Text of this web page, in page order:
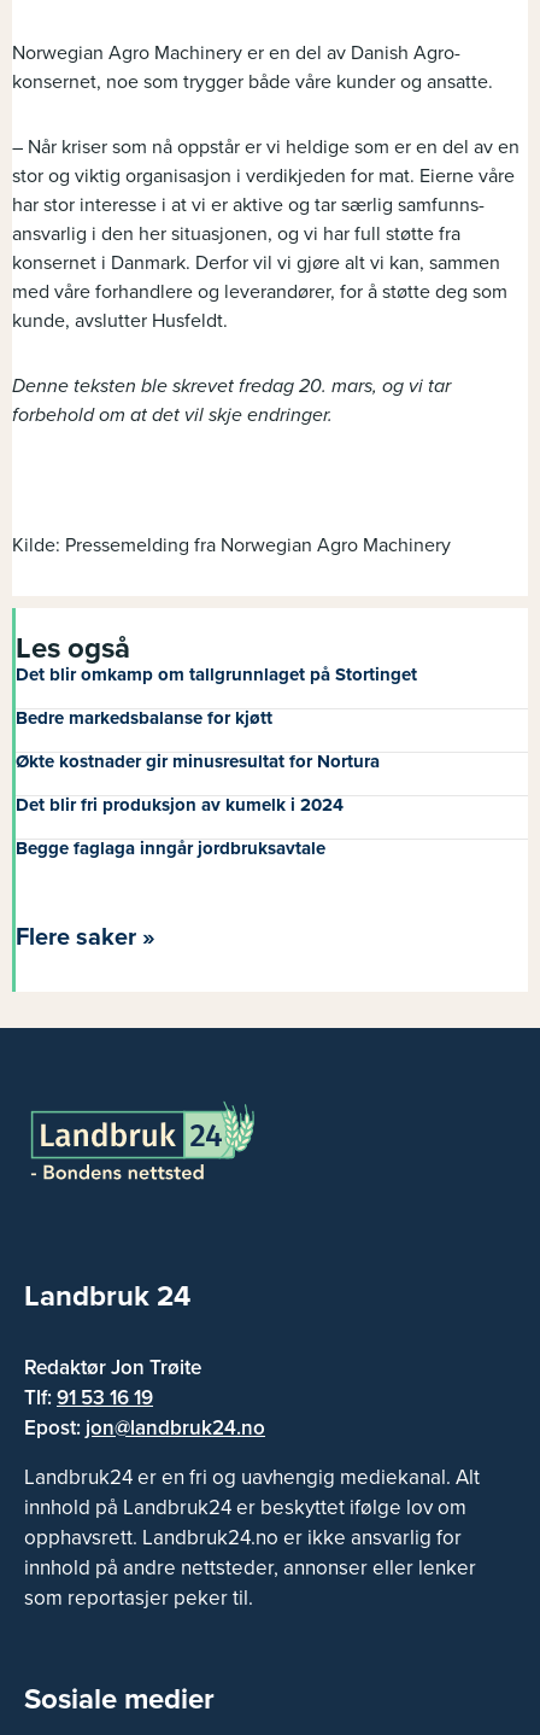
Norwegian Agro Machinery er en del av Danish Agro-
konsernet, noe som trygger både våre kunder og ansatte.
– Når kriser som nå oppstår er vi heldige som er en del av en
stor og viktig organisasjon i verdikjeden for mat. Eierne våre
har stor interesse i at vi er aktive og tar særlig samfunns-
ansvarlig i den her situasjonen, og vi har full støtte fra
konsernet i Danmark. Derfor vil vi gjøre alt vi kan, sammen
med våre forhandlere og leverandører, for å støtte deg som
kunde, avslutter Husfeldt.
Denne teksten ble skrevet fredag 20. mars, og vi tar
forbehold om at det vil skje endringer.
Kilde: Pressemelding fra Norwegian Agro Machinery
Les også
Det blir omkamp om tallgrunnlaget på Stortinget
Bedre markedsbalanse for kjøtt
Økte kostnader gir minusresultat for Nortura
Det blir fri produksjon av kumelk i 2024
Begge faglaga inngår jordbruksavtale
Flere saker »
Landbruk 24
Redaktør Jon Trøite
Tlf:91 53 16 19
Epost: jon@landbruk24.no
Landbruk24 er en fri og uavhengig mediekanal. Alt
innhold på Landbruk24 er beskyttet ifølge lov om
opphavsrett. Landbruk24.no er ikke ansvarlig for
innhold på andre nettsteder, annonser eller lenker
som reportasjer peker til.
Sosiale medier